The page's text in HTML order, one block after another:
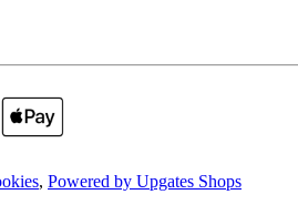
, Powered by Upgates Shops